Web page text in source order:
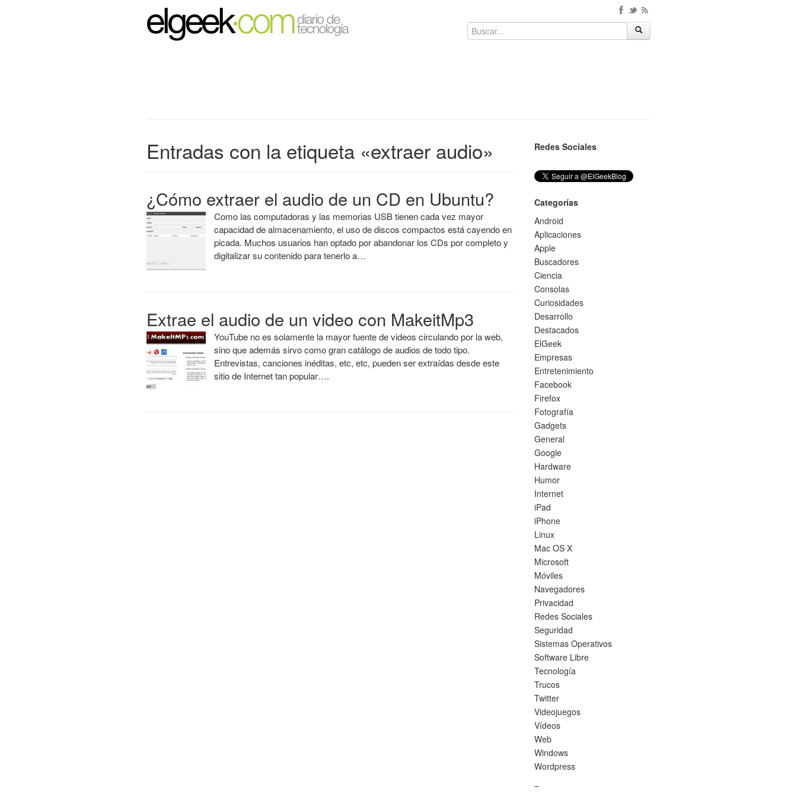
Entradas con la etiqueta «extraer audio»
¿Cómo extraer el audio de un CD en Ubuntu?
Como las computadoras y las memorias USB tienen cada vez mayor
capacidad de almacenamiento, el uso de discos compactos está cayendo en
picada. Muchos usuarios han optado por abandonar los CDs por completo y
digitalizar su contenido para tenerlo a…
Extrae el audio de un video con MakeitMp3
YouTube no es solamente la mayor fuente de videos circulando por la web,
sino que además sirvo como gran catálogo de audios de todo tipo.
Entrevistas, canciones inéditas, etc, etc, pueden ser extraídas desde este
sitio de Internet tan popular….
Redes Sociales
Categorías
Android
Aplicaciones
Apple
Buscadores
Ciencia
Consolas
Curiosidades
Desarrollo
Destacados
ElGeek
Empresas
Entretenimiento
Facebook
Firefox
Fotografía
Gadgets
General
Google
Hardware
Humor
Internet
iPad
iPhone
Linux
Mac OS X
Microsoft
Móviles
Navegadores
Privacidad
Redes Sociales
Seguridad
Sistemas Operativos
Software Libre
Tecnología
Trucos
Twitter
Videojuegos
Vídeos
Web
Windows
Wordpress
–